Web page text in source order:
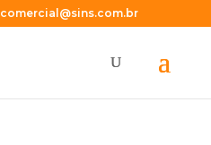
comercial@sins.com.br